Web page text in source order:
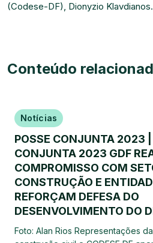
(Codese-DF), Dionyzio Klavdianos.
Conteúdo
Notícias
POSSE CONJUNTA 2023 |
CONJUNTA 2023 GDF
COMPROMISSO COM
CONSTRUÇÃO E
REFORÇAM DEFESA DO
DESENVOLVIMENTO DO
Foto: Alan Rios Representações da